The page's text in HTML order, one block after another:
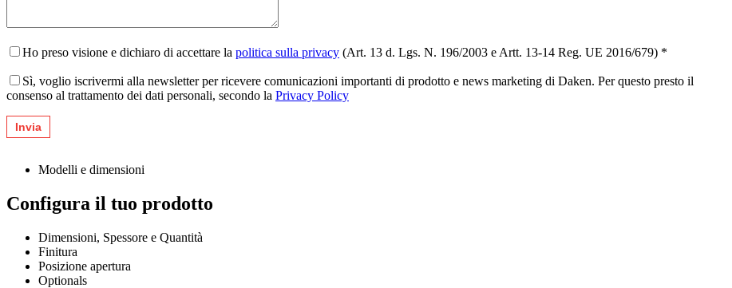
Ho preso visione e dichiaro di accettare la politica sulla privacy (Art. 13 d. Lgs. N. 196/2003 e Artt. 13-14 Reg. UE 2016/679) *
Sì, voglio iscrivermi alla newsletter per ricevere comunicazioni importanti di prodotto e news marketing di Daken. Per questo presto il
consenso al trattamento dei dati personali, secondo la Privacy Policy
Modelli e dimensioni
Configura il tuo prodotto
Dimensioni, Spessore e Quantità
Finitura
Posizione apertura
Optionals